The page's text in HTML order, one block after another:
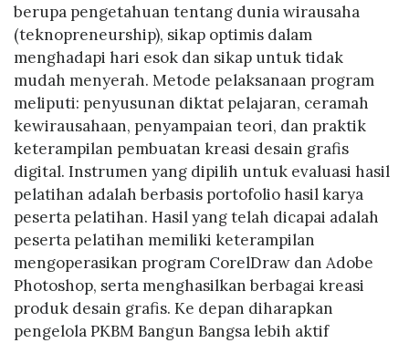
berupa pengetahuan tentang dunia wirausaha
(teknopreneurship), sikap optimis dalam
menghadapi hari esok dan sikap untuk tidak
mudah menyerah. Metode pelaksanaan program
meliputi: penyusunan diktat pelajaran, ceramah
kewirausahaan, penyampaian teori, dan praktik
keterampilan pembuatan kreasi desain grafis
digital. Instrumen yang dipilih untuk evaluasi hasil
pelatihan adalah berbasis portofolio hasil karya
peserta pelatihan. Hasil yang telah dicapai adalah
peserta pelatihan memiliki keterampilan
mengoperasikan program CorelDraw dan Adobe
Photoshop, serta menghasilkan berbagai kreasi
produk desain grafis. Ke depan diharapkan
pengelola PKBM Bangun Bangsa lebih aktif